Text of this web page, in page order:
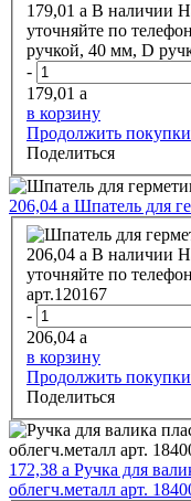
179,01 a В наличии
уточняйте по
ручкой, 40 мм, D
-
179,01 a
в корзину
Продолжить покупки
Поделиться
206,04 a Шпатель для
206,04 a В наличии
уточняйте по
арт.120167
-
206,04 a
в корзину
Продолжить покупки
Поделиться
172,38 a Ручка для
облегч.металл арт.